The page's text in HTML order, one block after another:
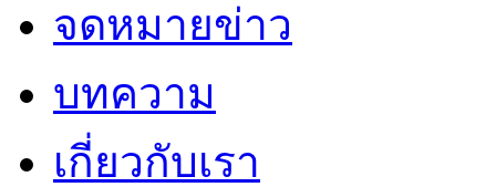
จดหมายข่าว
บทความ
เกี่ยวกับเรา